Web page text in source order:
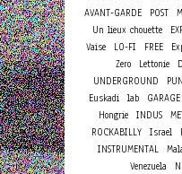
AVANT-GARDE
POST
Un lieux chouette
Vaise
LO-FI FREE
Zero
Lettonie
UNDERGROUND
Euskadi lab GARAGE
Hongrie INDUS
ROCKABILLY
Israel
INSTRUMENTAL
Venezuela